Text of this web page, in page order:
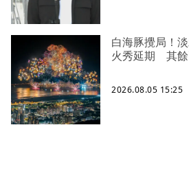
白海豚攪局！
火秀延期 其餘
2026.08.05 15:25